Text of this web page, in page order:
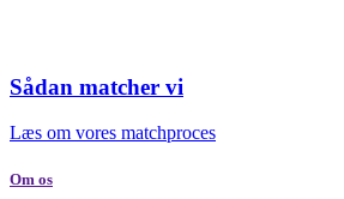
Sådan matcher vi
Læs om vores matchproces
Om os